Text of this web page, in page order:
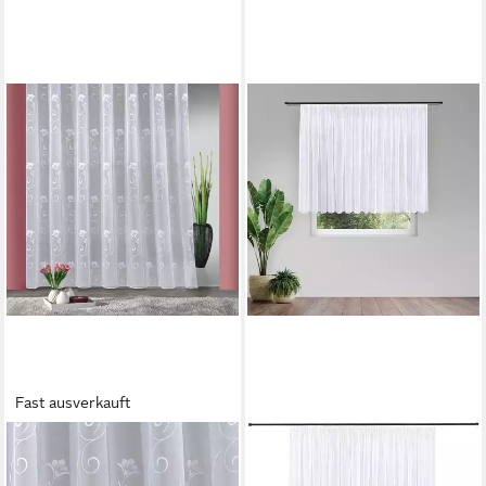
Fast ausverkauft
WECKBRODT
Gardine Lilly (1 St), Smokband,